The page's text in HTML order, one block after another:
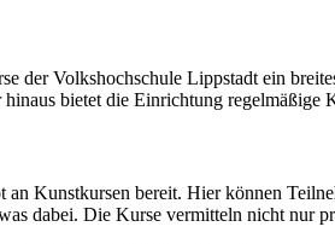
der Volkshochschule Lippstadt ein
bietet die Einrichtung
Kunstkursen bereit. Hier können
dabei. Die Kurse vermitteln nicht nur